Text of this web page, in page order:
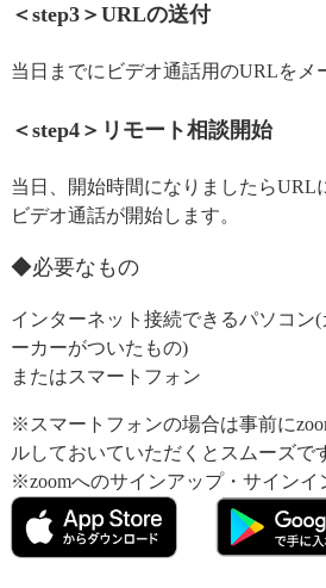
＜step3＞URLの送付
当日までにビデオ通話用のURLをメ
＜step4＞リモート相談開始
当日、開始時間になりましたらURL
ビデオ通話が開始します。
◆必要なもの
インターネット接続できるパソコン
ーカーがついたもの)
またはスマートフォン
※スマートフォンの場合は事前に
ルしておいていただくとスムーズで
※zoomへのサインアップ・サインイ